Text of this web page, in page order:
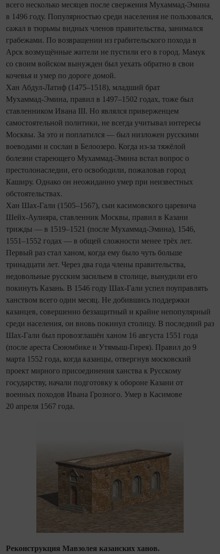
всего несколько месяцев после свержения Мухаммад-Эмина
в 1496 году. Популярностью среди населения не пользовался,
сажал в тюрьмы видных членов правительства, занимался
грабежами. По возвращении из грабительского похода в
Арск возмущённые жители не пустили его в город. Мамук
со своим войском вынужден был уехать обратно в свои
кочевья и умер по дороге домой.
Хан Абдул-Латиф (1475–1518), младший брат
Мухаммад‑Эмина, правил в 1497–1502 годах, тоже был
ставленником Ивана III. Но являлся приверженцем
самостоятельной политики, не все­гда учитывал интересы
Москвы. За это и поплатился — был низложен русскими
воеводами и сослан в Белоозеро. Когда из-за тяжёлой
болезни стареющего Мухаммад‑Эмина встал вопрос о
престолонаследии, его освободили, пожаловав город
Каширу. Однако он неожиданно умер при неизвестных
обстоятельствах.
Хан Шах-Гали (1505–1567), сын касимовского царевича
Шейх‑Аулияра, ставленник Москвы, правил в Казани
трижды — в 1519–1521 (после Мухаммад‑Эмина), 1546,
1551–1552 годах — в общей сложности менее трёх лет.
Первый раз стал ханом, когда ему было чуть больше
тринадцати лет. Через два года члены правительства,
недовольные русским засильем в столице, вынудили его
покинуть Казань. В 1546 году Шах‑Гали успел поуправлять
ханством всего один месяц. Не добившись поддержки
казанцев, совершенно беззащитный и крайне непопулярный
среди населения, он вновь покинул столицу. В последний раз
Шах-Гали был провозглашён ханом 16 августа 1551 года
(после ареста Сююмбике и Утямыш-Гирея). Правил до 9
марта 1552 года, когда казанцы, отвергнув московский
проект мирного присоединения ханства к Русскому
государству, начали подготовку к обороне Казани от
военных походов Ивана Грозного. Умер в Касимове
20 апреля 1567 года.
Реконструкция Мавзолея казанских ханов.